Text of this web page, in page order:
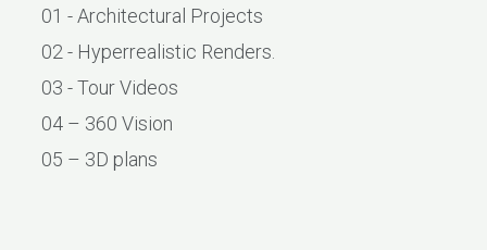
a
m
n
s
t
01 - Architectural Projects
02 - Hyperrealistic Renders.
03 - Tour Videos
04 – 360 Vision
05 – 3D plans